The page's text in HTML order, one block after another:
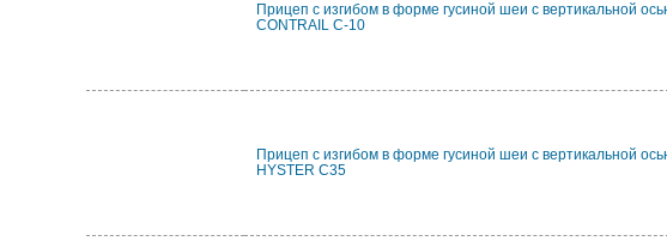
Прицеп с изгибом в форме гусиной шеи с вертикальной
CONTRAIL C-10
Прицеп с изгибом в форме гусиной шеи с вертикальной
HYSTER C35